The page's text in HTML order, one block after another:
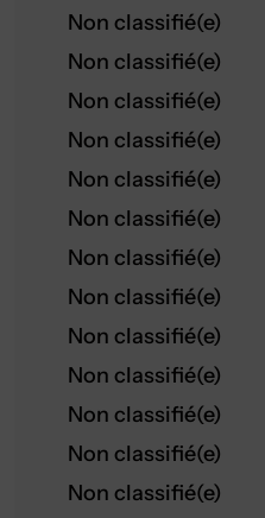
Non classifié(e)
Non classifié(e)
Non classifié(e)
Non classifié(e)
Non classifié(e)
Non classifié(e)
Non classifié(e)
Non classifié(e)
Non classifié(e)
Non classifié(e)
Non classifié(e)
Non classifié(e)
Non classifié(e)